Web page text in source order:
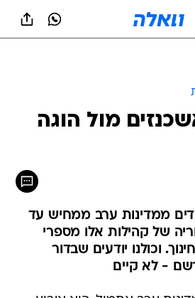
אשכנזים מול הוגה
ממדינות ערב ממחיש עד
של קהילות אלו מספרי
וכולנו יודעים שבדור
- לא קיים